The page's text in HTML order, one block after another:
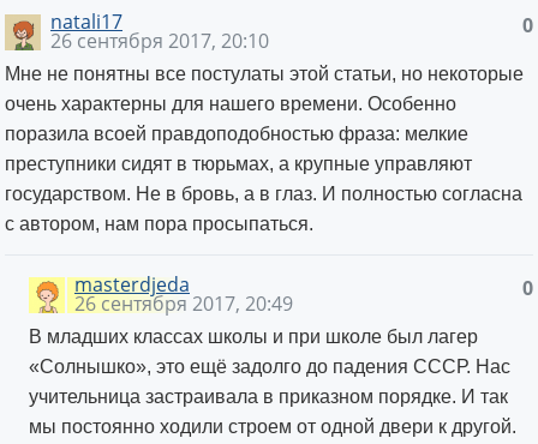
0
natali17
26 сентября 2017, 20:10
Мне не понятны все постулаты этой статьи, но некоторые
очень характерны для нашего времени. Особенно
поразила всоей правдоподобностью фраза: мелкие
преступники сидят в тюрьмах, а крупные управляют
государством. Не в бровь, а в глаз. И полностью согласна
с автором, нам пора просыпаться.
0
masterdjeda
26 сентября 2017, 20:49
В младших классах школы и при школе был лагер
«Солнышко», это ещё задолго до падения СССР. Нас
учительница застраивала в приказном порядке. И так
мы постоянно ходили строем от одной двери к другой.